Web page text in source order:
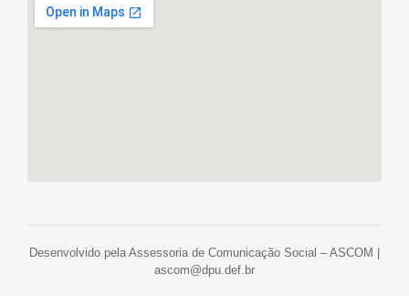
Desenvolvido pela Assessoria de Comunicação Social – ASCOM |
ascom@dpu.def.br